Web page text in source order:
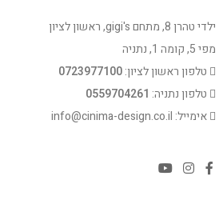
ילדי טהרן 8, מתחם gigi's, ראשון לציון
מפי 5, קומה 1, נתניה
טלפון ראשון לציון:0723977100
טלפון נתניה: 0559704261
אימייל: info@cinima-design.co.il